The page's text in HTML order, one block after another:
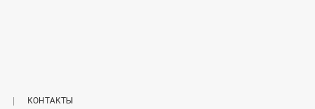
КОНТАКТЫ